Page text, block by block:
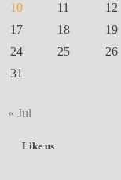
10
11 12
17
18 19
24
25 26
31
« Jul
Like us